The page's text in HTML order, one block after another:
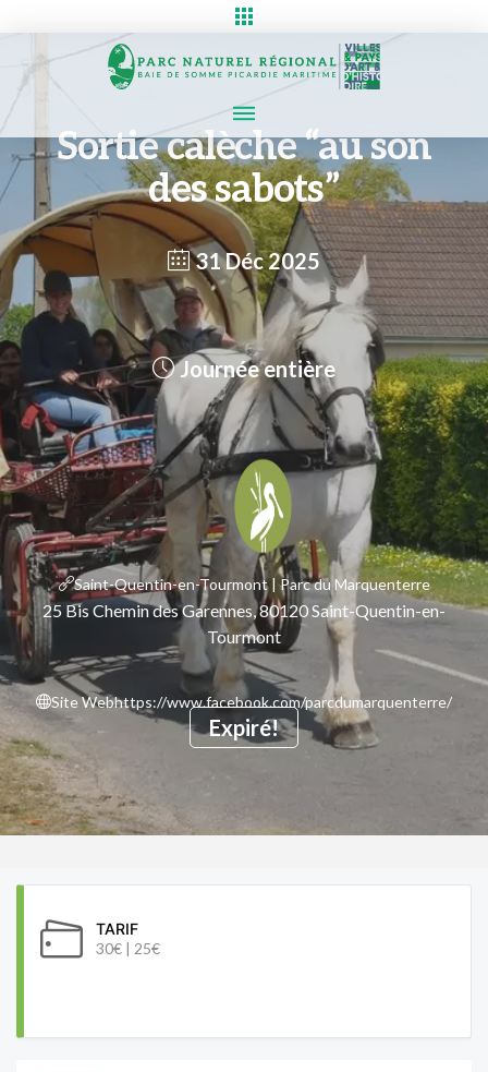
Sortie calèche “au son
des sabots”
31 Déc 2025
Expiré!
Journée entière
Saint-Quentin-en-Tourmont | Parc du Marquenterre
25 Bis Chemin des Garennes, 80120 Saint-Quentin-en-
Tourmont
Site Webhttps://www.facebook.com/parcdumarquenterre/
TARIF
30€ | 25€